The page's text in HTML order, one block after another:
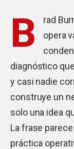
B
rad
opera
diagnóstico
y casi nadie
construye un
solo una idea
La frase
práctica